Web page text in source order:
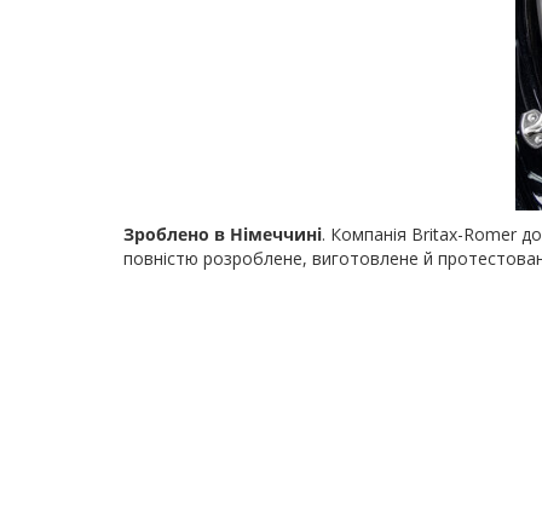
Зроблено в Німеччині. Компанія Britax-Romer
повністю розроблене, виготовлене й